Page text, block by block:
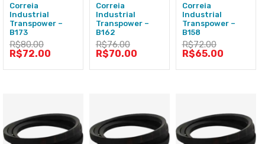
Correia
Industrial
Transpower –
B173
R$80.00
R$72.00
Correia
Industrial
Transpower –
B162
R$76.00
R$70.00
Correia
Industrial
Transpower –
B158
R$72.00
R$65.00